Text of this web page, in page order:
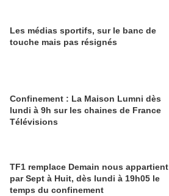
Les médias sportifs, sur le banc de
touche mais pas résignés
Confinement : La Maison Lumni dès
lundi à 9h sur les chaines de France
Télévisions
TF1 remplace Demain nous appartient
par Sept à Huit, dès lundi à 19h05 le
temps du confinement